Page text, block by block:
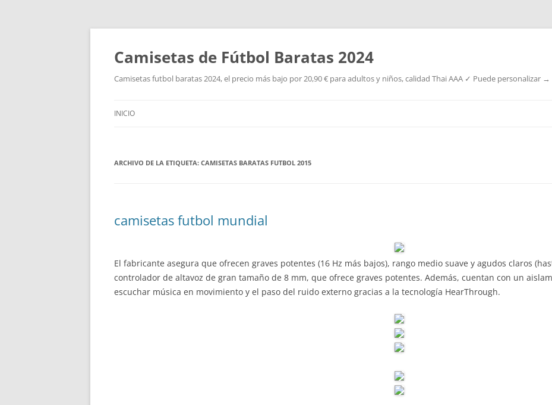
Camisetas de Fútbol Baratas 2024
Camisetas futbol baratas 2024, el precio más bajo por 20,90 € para adultos y niños, calidad Thai AAA ✓ Puede personalizar →
INICIO
ARCHIVO DE LA ETIQUETA: CAMISETAS BARATAS FUTBOL 2015
camisetas futbol mundial
El fabricante asegura que ofrecen graves potentes (16 Hz más bajos), rango medio suave y agudos claros
controlador de altavoz de gran tamaño de 8 mm, que ofrece graves potentes. Además, cuentan con un
escuchar música en movimiento y el paso del ruido externo gracias a la tecnología HearThrough.